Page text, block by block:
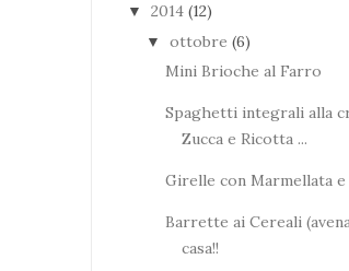
▼ 2014 (12)
▼ ottobre (6)
Mini Brioche al Farro
Spaghetti integrali alla
Zucca e Ricotta ...
Girelle con Marmellata
Barrette ai Cereali
casa!!